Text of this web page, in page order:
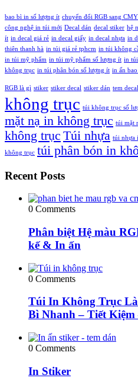
bao bì in số lượng ít chuyển đổi RGB sang
công nghệ in túi mới Decal dán decal stiker hệ
ít in decal giá rẻ in decal giấy in decal nhựa in
thiên thanh hà in túi giá rẻ tphcm in túi không
in túi mỹ phẩm in túi mỹ phẩm số lượng ít in
không trục in túi phân bón số lượng ít in ấn
RGB là gì stiker stiker decal stiker dán tem decal
không trục túi không trục số
mặt nạ in không trục túi mặt
không trục Túi nhựa túi nhựa
không trục túi phân bón in
Recent Posts
0 Comments
Phân biệt Hệ màu
kế & In ấn
0 Comments
Túi In Không Trục
Bì Nhanh – Tiết
0 Comments
In Stiker